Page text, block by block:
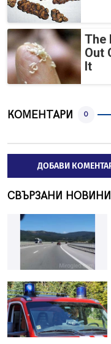
The
Out
It
КОМЕНТАРИ 0
ДОБАВИ
СВЪРЗАНИ НОВИНИ